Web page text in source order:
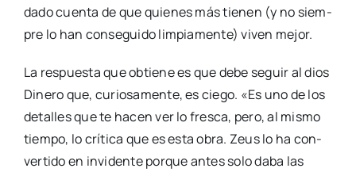
dado cuen­ta de que quie­nes más tie­nen (y no siem­
pre lo han con­se­gui­do lim­pia­men­te) viven mejor.
La res­pues­ta que obtie­ne es que debe seguir al dios
Dine­ro que, curio­sa­men­te, es cie­go. «Es uno de los
deta­lles que te hacen ver lo fres­ca, pero, al mis­mo
tiem­po, lo crí­ti­ca que es esta obra. Zeus lo ha con­
ver­ti­do en invi­den­te por­que antes solo daba las